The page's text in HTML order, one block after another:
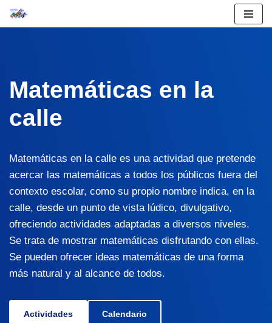
Matemáticas en la
calle
Matemáticas en la calle es una actividad que pretende
acercar las matemáticas a todos los públicos fuera del
contexto escolar, como su propio nombre indica, en la
calle, desde un punto de vista lúdico, divulgativo,
ofreciendo actividades adaptadas a diversos niveles.
Se trata de mostrar matemáticas disfrutando con ellas.
Se pueden ofrecer ideas matemáticas de una forma
más natural y al alcance de todos.
Actividades Calendario